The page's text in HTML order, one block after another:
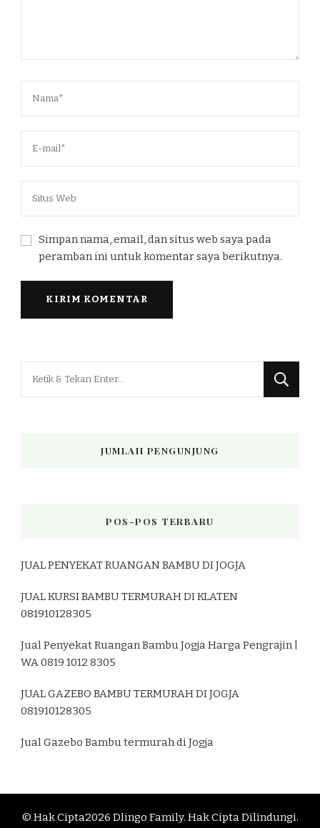
Simpan nama, email, dan situs web saya pada
peramban ini untuk komentar saya berikutnya.
JUMLAH PENGUNJUNG
POS-POS TERBARU
JUAL PENYEKAT RUANGAN BAMBU DI JOGJA
JUAL KURSI BAMBU TERMURAH DI KLATEN
081910128305
Jual Penyekat Ruangan Bambu Jogja Harga Pengrajin |
WA 0819 1012 8305
JUAL GAZEBO BAMBU TERMURAH DI JOGJA
081910128305
Jual Gazebo Bambu termurah di Jogja
© Hak Cipta2026 Dlingo Family. Hak Cipta Dilindungi.